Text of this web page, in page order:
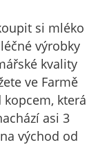
si mléko
výrobky
kvality
ve Farmě
kopcem, která
asi 3
východ od